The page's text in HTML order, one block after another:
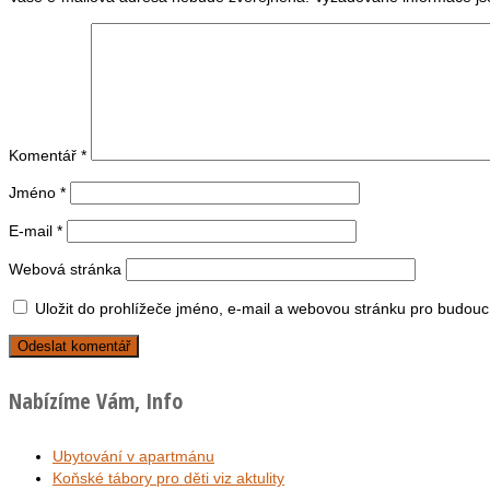
Komentář *
Jméno *
E-mail *
Webová stránka
Uložit do prohlížeče jméno, e-mail a webovou stránku pro
Nabízíme Vám, Info
Ubytování v apartmánu
Koňské tábory pro děti viz aktulity